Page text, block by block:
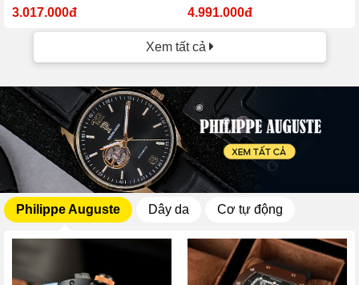
3.017.000đ 4.991.000đ
Xem tất cả
Philippe Auguste Dây da Cơ tự động